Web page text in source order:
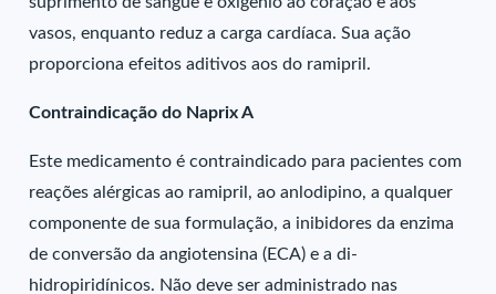
vasos, enquanto reduz a carga cardíaca. Sua ação
proporciona efeitos aditivos aos do ramipril.
Contraindicação do Naprix A
Este medicamento é contraindicado para pacientes com
reações alérgicas ao ramipril, ao anlodipino, a qualquer
componente de sua formulação, a inibidores da enzima
de conversão da angiotensina (ECA) e a di-
hidropiridínicos. Não deve ser administrado nas